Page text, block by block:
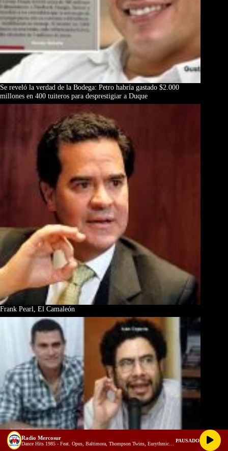
Se reveló la verdad de la Bodega: Petro habría gastado $2.000
millones en 400 tuiteros para desprestigiar a Duque
Frank Pearl, El Camaleón
Radio Mercosur
Dance Hits 1985 - Feat. Opus, Baltimora, Thompson Twins, Eurythmics, Katrina & the Waves more!
PAUSADO